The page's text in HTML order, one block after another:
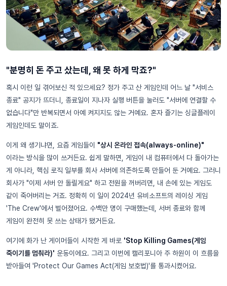
"분명히 돈 주고 샀는데, 왜 못 하게 막죠?"
혹시 이런 일 겪어보신 적 있으세요? 정가 주고 산 게임인데 어느 날 "서비스
종료" 공지가 뜨더니, 종료일이 지나자 실행 버튼을 눌러도 "서버에 연결할 수
없습니다"만 반복되면서 아예 켜지지도 않는 거예요. 혼자 즐기는 싱글플레이
게임인데도 말이죠.
이게 왜 생기냐면, 요즘 게임들이 "상시 온라인 접속(always-online)"
이라는 방식을 많이 쓰거든요. 쉽게 말하면, 게임이 내 컴퓨터에서 다 돌아가는
게 아니라, 핵심 로직 일부를 회사 서버에 의존하도록 만들어 둔 거예요. 그러니
회사가 "이제 서버 안 돌릴게요" 하고 전원을 꺼버리면, 내 손에 있는 게임도
같이 죽어버리는 거죠. 정확히 이 일이 2024년 유비소프트의 레이싱 게임
'The Crew'에서 벌어졌어요. 수백만 명이 구매했는데, 서버 종료와 함께
게임이 완전히 못 쓰는 상태가 됐거든요.
여기에 화가 난 게이머들이 시작한 게 바로 'Stop Killing Games(게임
죽이기를 멈춰라)' 운동이에요. 그리고 이번에 캘리포니아 주 하원이 이 흐름을
받아들여 'Protect Our Games Act(게임 보호법)'를 통과시켰어요.